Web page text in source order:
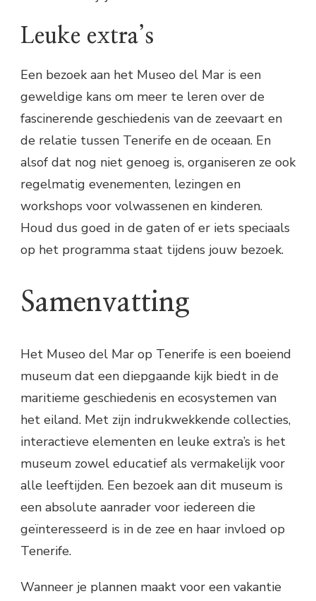
Leuke extra’s
Een bezoek aan het Museo del Mar is een
geweldige kans om meer te leren over de
fascinerende geschiedenis van de zeevaart en
de relatie tussen Tenerife en de oceaan. En
alsof dat nog niet genoeg is, organiseren ze ook
regelmatig evenementen, lezingen en
workshops voor volwassenen en kinderen.
Houd dus goed in de gaten of er iets speciaals
op het programma staat tijdens jouw bezoek.
Samenvatting
Het Museo del Mar op Tenerife is een boeiend
museum dat een diepgaande kijk biedt in de
maritieme geschiedenis en ecosystemen van
het eiland. Met zijn indrukwekkende collecties,
interactieve elementen en leuke extra’s is het
museum zowel educatief als vermakelijk voor
alle leeftijden. Een bezoek aan dit museum is
een absolute aanrader voor iedereen die
geïnteresseerd is in de zee en haar invloed op
Tenerife.
Wanneer je plannen maakt voor een vakantie